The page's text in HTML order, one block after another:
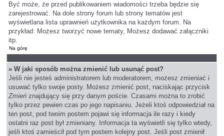
Być może, że przed publikowaniem wiadomości trzeba będzie się
zarejestrować. Na dole strony forum lub strony tematów jest
wyświetlana lista uprawnień użytkownika na każdym forum. Na
przykład: Możesz tworzyć nowe tematy, Możesz dodawać załączniki
itp.
Na górę
» W jaki sposób można zmienić lub usunąć post?
Jeśli nie jesteś administratorem lub moderatorem, możesz zmieniać i
usuwać tylko swoje posty. Możesz zmienić post, naciskając przycisk
Zmień znajdujący się przy danym poście. Czasami można to zrobić
tylko przez pewien czas po jego napisaniu. Jeżeli ktoś odpowiedział na
ten post, pod twoim postem pojawi się informacja ile razy i kiedy
ostatni raz post był zmieniany. Informacja ta wyświetli się tylko wtedy,
jeśli ktoś zamieścił pod tym postem kolejny post. Jeśli post zmienił